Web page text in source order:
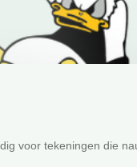
voor tekeningen die